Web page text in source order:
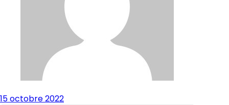
15 octobre 2022